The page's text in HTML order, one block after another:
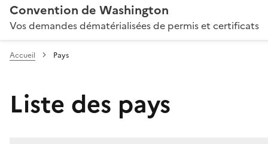
Convention de Washington
Vos demandes dématérialisées de permis et certificats
Accueil Pays
Liste des pays